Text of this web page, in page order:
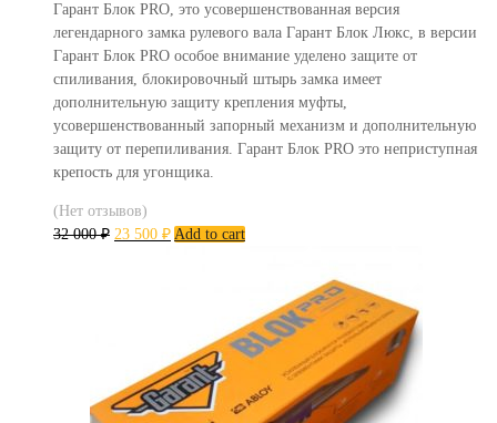
Гарант Блок PRO, это усовершенствованная версия
легендарного замка рулевого вала Гарант Блок Люкс, в версии
Гарант Блок PRO особое внимание уделено защите от
спиливания, блокировочный штырь замка имеет
дополнительную защиту крепления муфты,
усовершенствованный запорный механизм и дополнительную
защиту от перепиливания. Гарант Блок PRO это неприступная
крепость для угонщика.
(Нет отзывов)
32 000₽ 23 500 ₽ Add to cart